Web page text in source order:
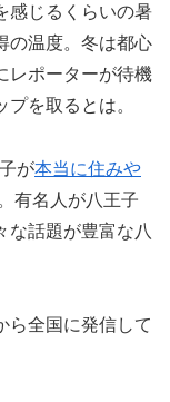
感じるくらいの暑
の温度。冬は都心
レポーターが待機
を取るとは。
が本当に住みや
有名人が八王子
な話題が豊富な八
ら全国に発信して